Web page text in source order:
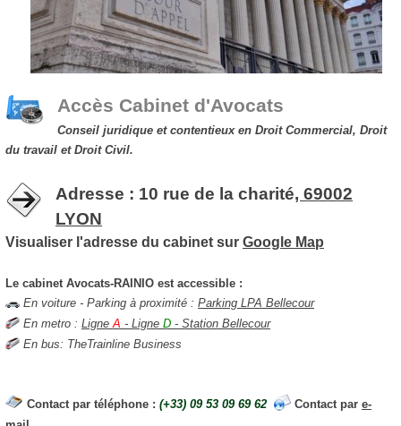
Accès Cabinet d'Avocats
Conseil juridique et contentieux en Droit Commercial, Droit
du travail et Droit Civil.
Adresse : 10 rue de la charité, 69002
LYON
Visualiser l'adresse du cabinet sur Google Map
Le cabinet Avocats-RAINIO est accessible :
En voiture - Parking à proximité : Parking LPA Bellecour
En metro : LigneA - Ligne D - Station Bellecour
En bus: TheTrainline Business
Contact par téléphone : (+33) 09 53 09 69 62 Contact par e-